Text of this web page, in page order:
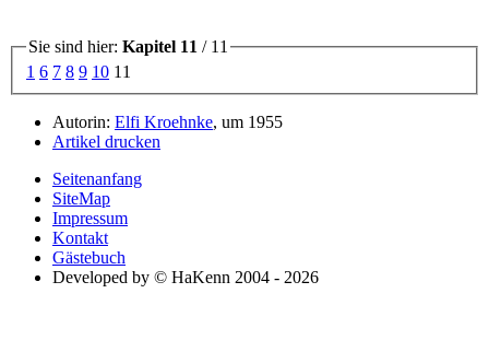
Sie sind hier: Kapitel 11 / 11
1 6 7 8 9 10 11
Autorin: Elfi Kroehnke, um 1955
Artikel drucken
Seitenanfang
SiteMap
Impressum
Kontakt
Gästebuch
Developed by © HaKenn 2004 - 2026